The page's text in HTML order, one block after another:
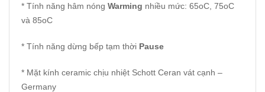
* Tính năng hâm nóng Warming nhiều mức: 65oC, 75oC
và 85oC
* Tính năng dừng bếp tạm thời Pause
* Mặt kính ceramic chịu nhiệt Schott Ceran vát cạnh –
Germany